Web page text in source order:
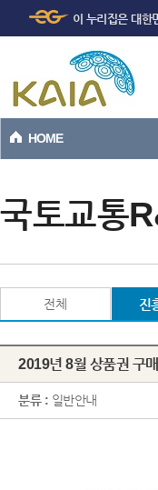
본문바로가기
이 누리집은 대한
HOME
국토교통
전체 진
2019년 8월 상품권 구
분류 : 일반안내